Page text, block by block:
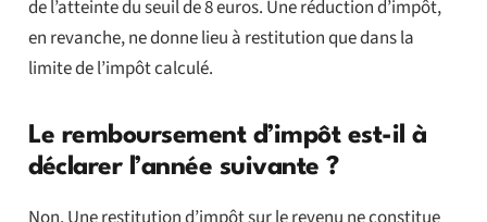
de l’atteinte du seuil de 8 euros. Une réduction d’impôt,
en revanche, ne donne lieu à restitution que dans la
limite de l’impôt calculé.
Le remboursement d’impôt est-il à
déclarer l’année suivante ?